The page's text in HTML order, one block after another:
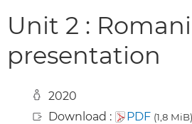
Unit 2 :
presentation
2020
Download :
PDF (1,8 MiB)